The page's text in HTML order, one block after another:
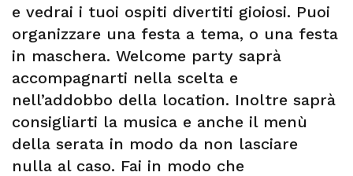
e vedrai i tuoi ospiti divertiti gioiosi. Puoi
organizzare una festa a tema, o una festa
in maschera. Welcome party saprà
accompagnarti nella scelta e
nell’addobbo della location. Inoltre saprà
consigliarti la musica e anche il menù
della serata in modo da non lasciare
nulla al caso. Fai in modo che